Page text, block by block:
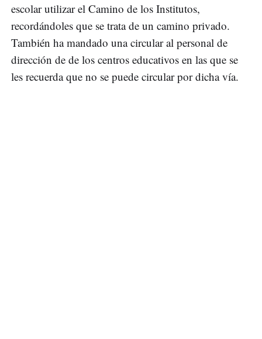
escolar utilizar el Camino de los Institutos,
recordándoles que se trata de un camino privado.
También ha mandado una circular al personal de
dirección de de los centros educativos en las que se
les recuerda que no se puede circular por dicha vía.